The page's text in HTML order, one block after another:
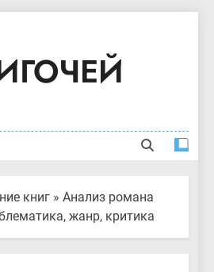
книг » Анализ романа
жанр, критика